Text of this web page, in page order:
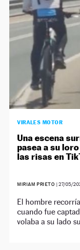
VIRALES MOTOR
Una escena
pasea a su
las risas en
MIRIAM PRIETO | 27/05/
El hombre
cuando fue
volaba a su lado